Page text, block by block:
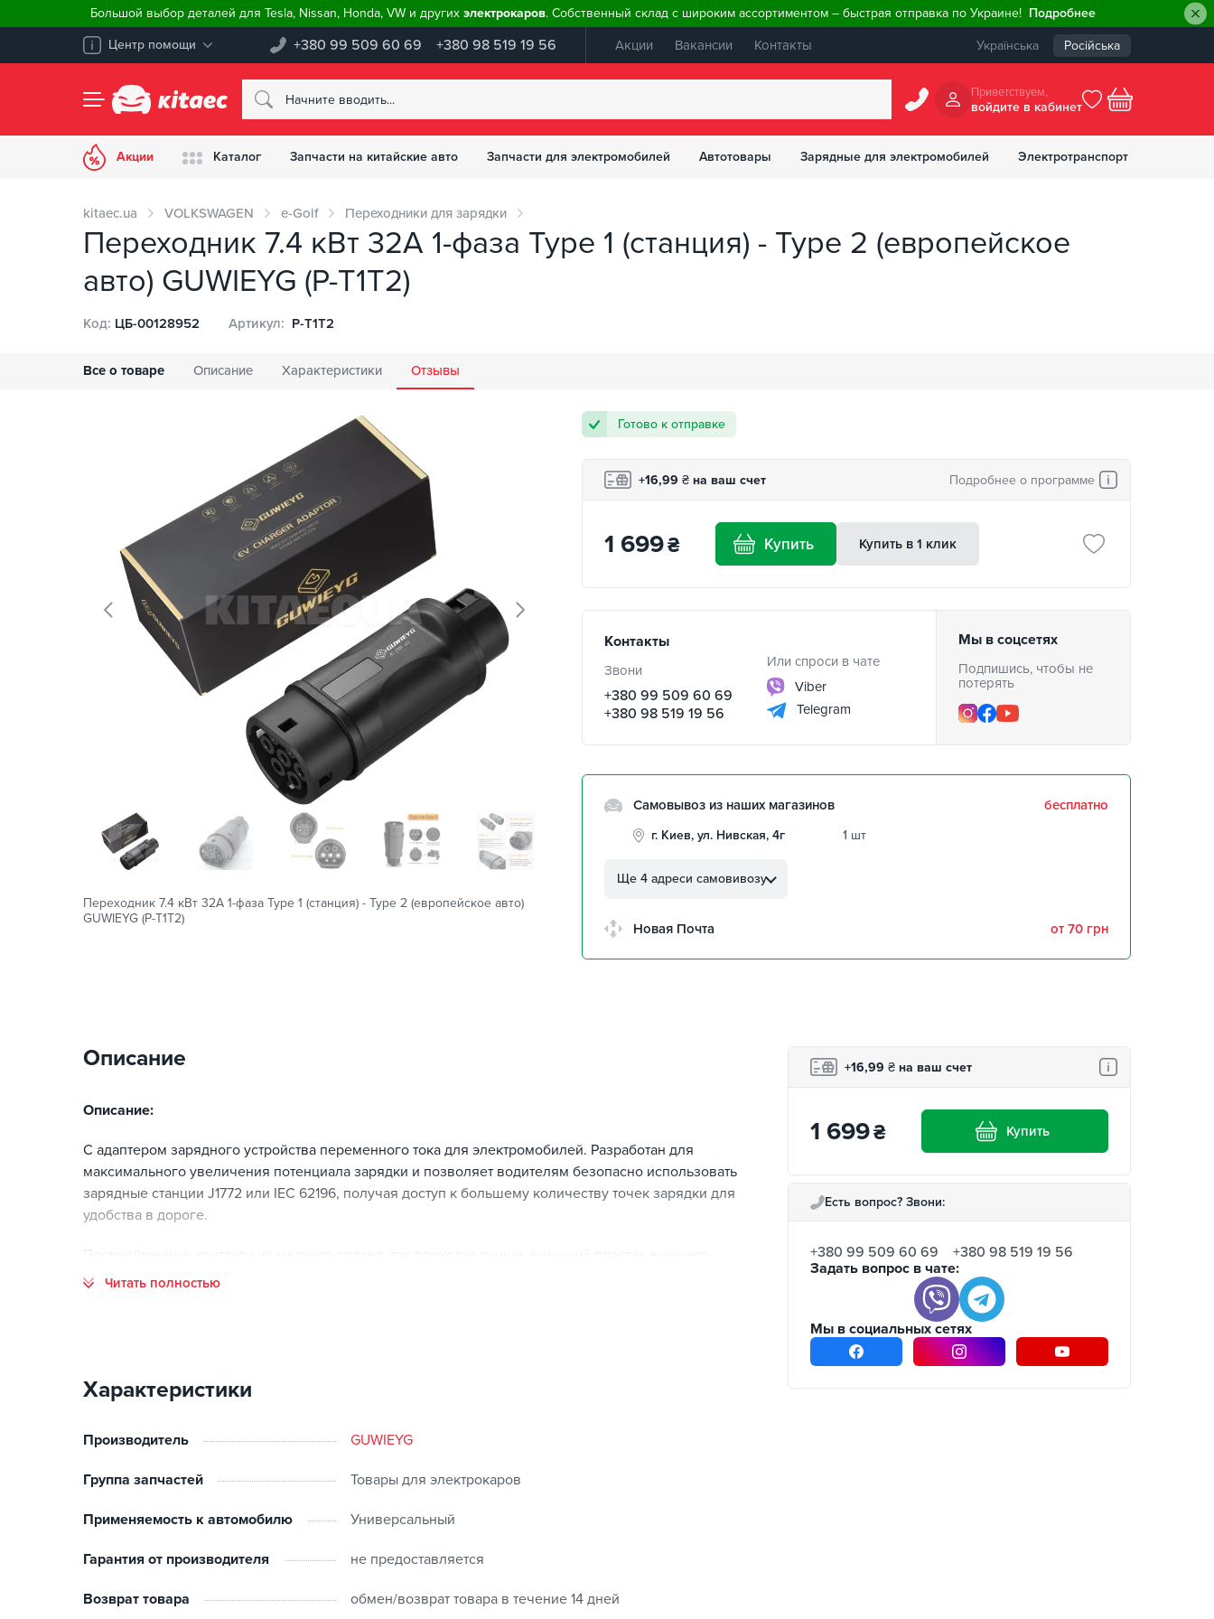
Большой выбор деталей для Tesla, Nissan, Honda, VW и других электрокаров. Собственный склад с широким ассортиментом – быстрая отправка по Украине! Подробнее
Центр помощи +380 99 509 60 69 +380 98 519 19 56 Акции Вакансии Контакты Українська Російська
Приветствуем,
войдите в кабинет
Акции Каталог Запчасти на китайские авто Запчасти для электромобилей Автотовары Зарядные для электромобилей Электротранспорт
kitaec.ua VOLKSWAGEN e-Golf Переходники для зарядки
Переходник 7.4 кВт 32А 1-фаза Type 1 (станция) - Type 2 (европейское
авто) GUWIEYG (P-T1T2)
Все о товаре Описание Характеристики Отзывы
Код: ЦБ-00128952 Артикул: P-T1T2
Переходник 7.4 кВт 32А 1-фаза Type 1 (станция) - Type 2 (европейское авто)
GUWIEYG (P-T1T2)
Готово к отправке
+16,99 ₴ на ваш счет Подробнее о программе
1 699₴ Купить Купить в 1 клик
Контакты
Звони
+380 99 509 60 69
+380 98 519 19 56
Или спроси в чате
Viber
Telegram
Мы в соцсетях
Подпишись, чтобы не
потерять
Самовывоз из наших магазинов бесплатно
г. Киев, ул. Нивская, 4г
1 шт
Автолюбителей, 8а
26
Ще 4 адреси самовивозу
Новая Почта от 70 грн
Описание
Описание:
С адаптером зарядного устройства переменного тока для электромобилей. Разработан для
максимального увеличения потенциала зарядки и позволяет водителям безопасно использовать
зарядные станции J1772 или IEC 62196, получая доступ к большему количеству точек зарядки для
удобства в дороге.
качества, более длительный срок службы, стандартное соединение j1772 или IEC 62196 хорошо
Читать полностью
Характеристики
Производитель GUWIEYG
Группа запчастей Товары для электрокаров
Применяемость к автомобилю Универсальный
Гарантия от производителя не предоставляется
Возврат товара обмен/возврат товара в течение 14 дней
+16,99 ₴ на ваш счет
1 699₴ Купить
Есть вопрос? Звони:
+380 99 509 60 69
+380 98 519 19 56
Задать вопрос в чате:
Мы в социальных сетях